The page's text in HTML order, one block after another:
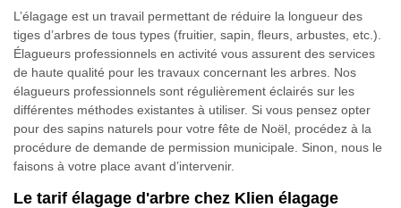
L’élagage est un travail permettant de réduire la longueur des
tiges d’arbres de tous types (fruitier, sapin, fleurs, arbustes, etc.).
Élagueurs professionnels en activité vous assurent des services
de haute qualité pour les travaux concernant les arbres. Nos
élagueurs professionnels sont régulièrement éclairés sur les
différentes méthodes existantes à utiliser. Si vous pensez opter
pour des sapins naturels pour votre fête de Noël, procédez à la
procédure de demande de permission municipale. Sinon, nous le
faisons à votre place avant d’intervenir.
Le tarif élagage d'arbre chez Klien élagage